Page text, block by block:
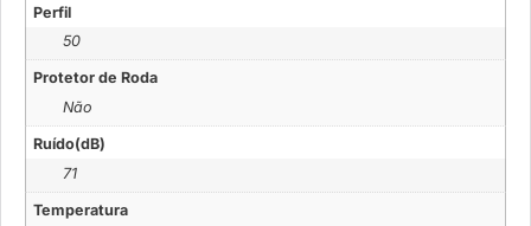
Perfil
50
Protetor de Roda
Não
Ruído(dB)
71
Temperatura